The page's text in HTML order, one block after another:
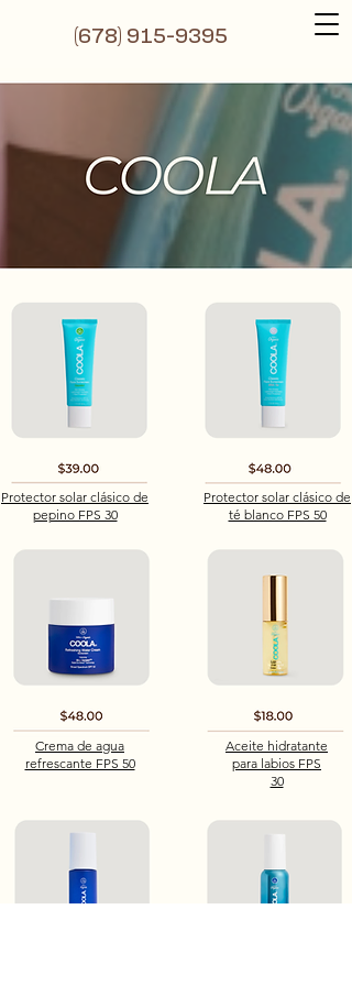
(678) 915-9395
Protector solar clásico de
pepino FPS 30
Protector solar clásico de
té blanco FPS 50
Crema de agua
refrescante FPS 50
Aceite hidratante
para labios FPS
30